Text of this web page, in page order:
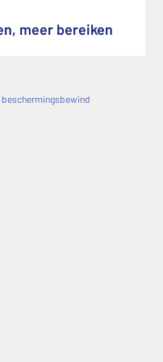
meer bereiken
beschermingsbewind